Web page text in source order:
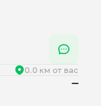
0.0 км от вас
—